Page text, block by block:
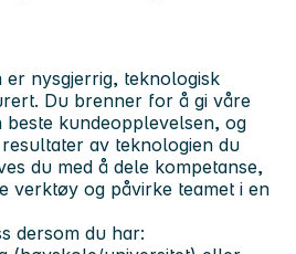
nysgjerrig, teknologisk
Du brenner for å gi våre
kundeopplevelsen, og
av teknologien du
du med å dele kompetanse,
verktøy og påvirke teamet i en
dersom du har: